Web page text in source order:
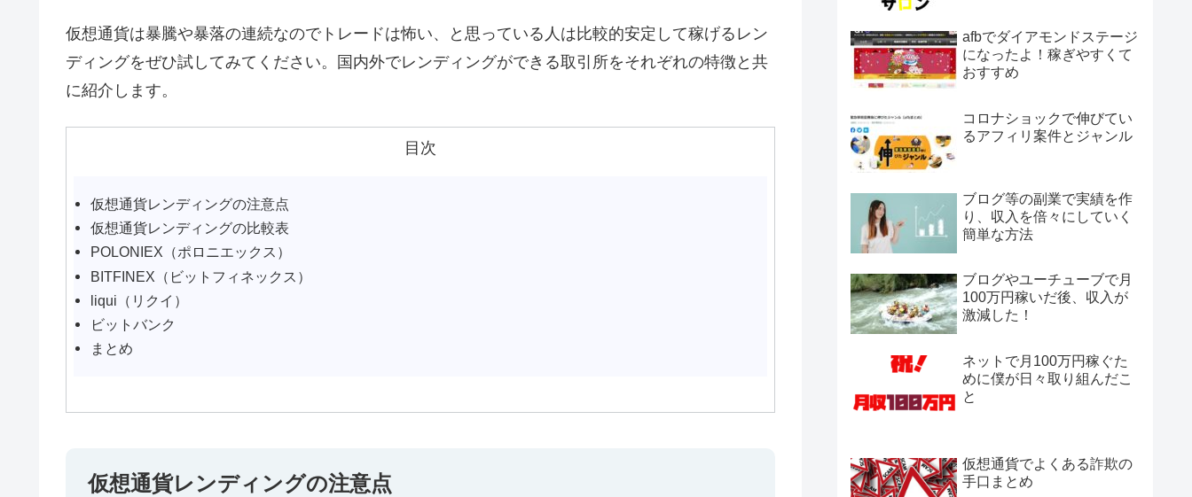
仮想通貨は暴騰や暴落の連続なのでトレードは怖い、と思っている人は比較的安定して稼げるレン
ディングをぜひ試してみてください。国内外でレンディングができる取引所をそれぞれの特徴と共
に紹介します。
目次
仮想通貨レンディングの注意点
仮想通貨レンディングの比較表
POLONIEX（ポロニエックス）
BITFINEX（ビットフィネックス）
liqui（リクイ）
ビットバンク
まとめ
仮想通貨レンディングの注意点
afbでダイアモンドステージ
になったよ！稼ぎやすくて
おすすめ
コロナショックで伸びてい
るアフィリ案件とジャンル
ブログ等の副業で実績を作
り、収入を倍々にしていく
簡単な方法
ブログやユーチューブで月
100万円稼いだ後、収入が
激減した！
ネットで月100万円稼ぐた
めに僕が日々取り組んだこ
と
仮想通貨でよくある詐欺の
手口まとめ